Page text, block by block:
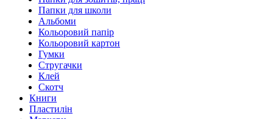
Папки для школи
Альбоми
Кольоровий папір
Кольоровий картон
Гумки
Стругачки
Клей
Скотч
Книги
Пластилін